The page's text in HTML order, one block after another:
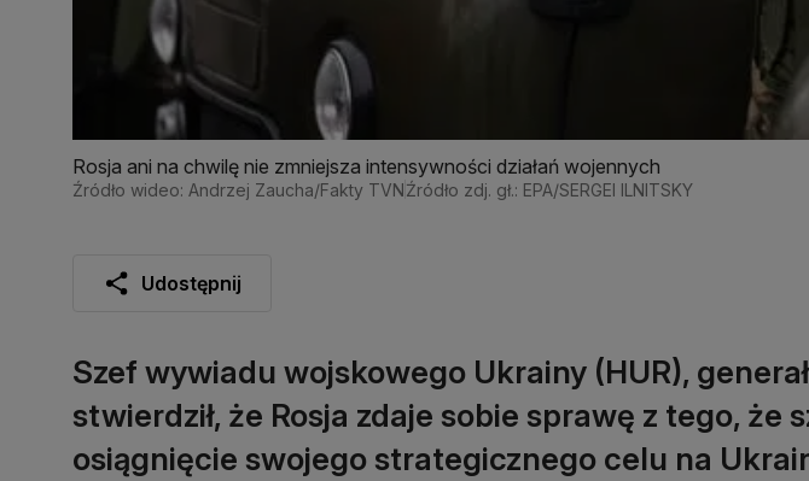
Rosja ani na chwilę nie zmniejsza intensywności działań wojennych
Źródło wideo: Andrzej Zaucha/Fakty TVNŹródło zdj. gł.: EPA/SERGEI ILNITSKY
Udostępnij
Szef wywiadu wojskowego Ukrainy (HUR),
stwierdził, że Rosja zdaje sobie sprawę z tego, że
osiągnięcie swojego strategicznego celu na